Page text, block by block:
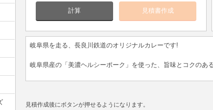
計算
岐阜県を走る、長良川鉄道のオリジナルカレーです!
岐阜県産の「美濃ヘルシーポーク」を使った、旨味とコクのあ
見積作成後にボタンが押せるようになります。